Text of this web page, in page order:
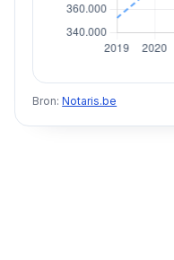
Bron:Notaris.be